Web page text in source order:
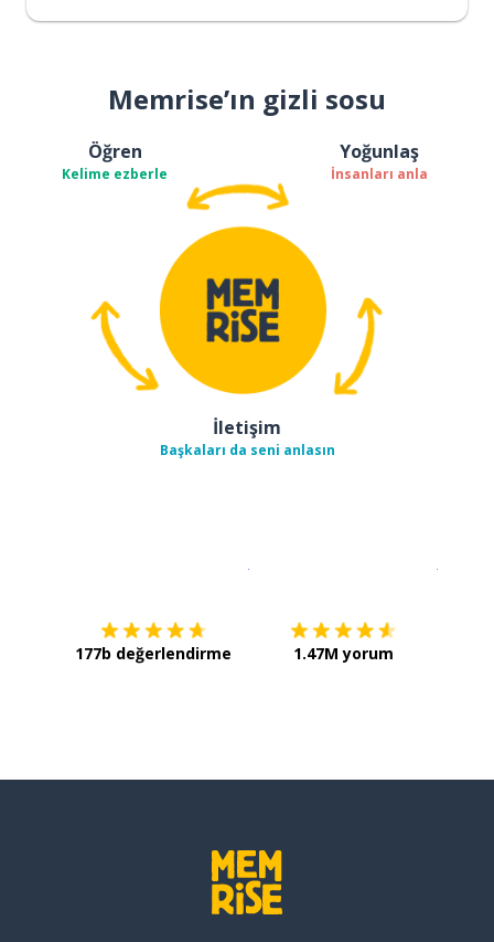
Memrise’ın gizli sosu
Öğren
Kelime ezberle
Yoğunlaş
İnsanları anla
İletişim
Başkaları da seni anlasın
177b değerlendirme 1.47M yorum